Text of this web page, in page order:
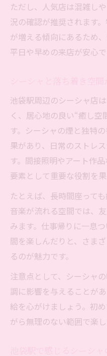
ただし、人気店は混雑し
況の確認が推奨されます
が増える傾向にあるため
平日や早めの来店が安心で
池袋駅周辺のシーシャ店
く、居心地の良い“癒し
す。シーシャの煙と独特
果があり、日常のストレ
す。間接照明やアート作
要素として重要な役割を果
たとえば、長時間座って
音楽が流れる空間では、
みます。仕事帰りに一息
間を楽しんだりと、さま
るのが魅力です。
注意点として、シーシャ
調に影響を与えることが
給を心がけましょう。初
がら無理のない範囲で楽し